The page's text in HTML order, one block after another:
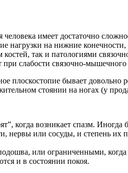
имеет достаточно
на нижние конечности,
так и патологиями
слабости связочно-мышечного
плоскостопие бывает довольно
стоянии на ногах (у
когда возникает спазм. Иногда
нервы или сосуды, и степень
или ограниченными,
и в состоянии покоя.